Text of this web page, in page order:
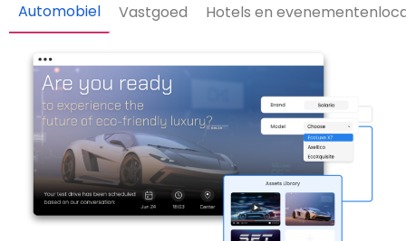
Automobiel Vastgoed Hotels en